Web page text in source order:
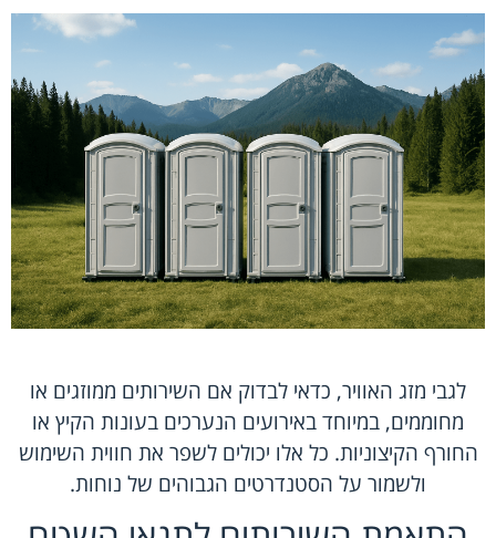
לגבי מזג האוויר, כדאי לבדוק אם השירותים ממוזגים או
מחוממים, במיוחד באירועים הנערכים בעונות הקיץ או
החורף הקיצוניות. כל אלו יכולים לשפר את חווית השימוש
ולשמור על הסטנדרטים הגבוהים של נוחות.